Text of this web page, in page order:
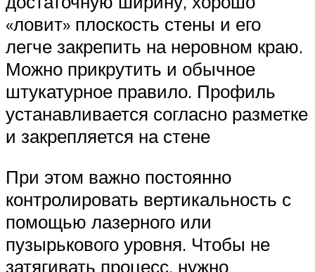
«ловит» плоскость стены и его
легче закрепить на неровном краю.
Можно прикрутить и обычное
штукатурное правило. Профиль
устанавливается согласно разметке
и закрепляется на стене
При этом важно постоянно
контролировать вертикальность с
помощью лазерного или
пузырькового уровня. Чтобы не
затягивать процесс, нужно